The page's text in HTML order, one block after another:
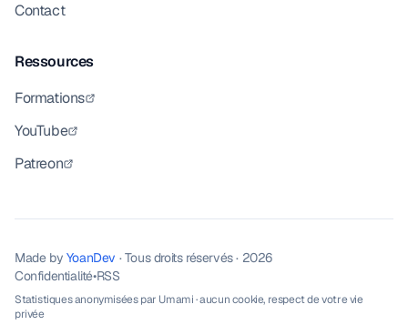
Contact
Ressources
Formations
YouTube
Patreon
Made by YoanDev · Tous droits réservés · 2026
Confidentialité•RSS
Statistiques anonymisées par Umami· aucun cookie, respect de votre vie
privée